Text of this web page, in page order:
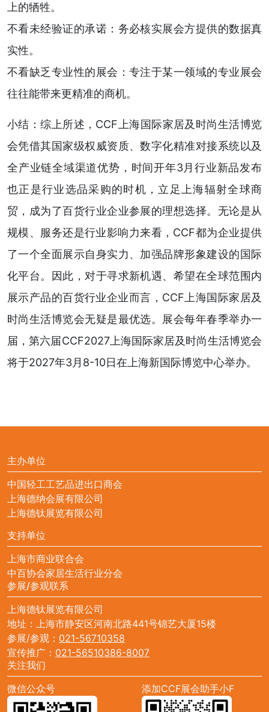
上的牺牲。
不看未经验证的承诺：务必核实展会方提供的数据真
实性。
不看缺乏专业性的展会：专注于某一领域的专业展会
往往能带来更精准的商机。
小结：综上所述，CCF上海国际家居及时尚生活博览
会凭借其国家级权威资质、数字化精准对接系统以及
全产业链全域渠道优势，时间开年3月行业新品发布
也正是行业选品采购的时机，立足上海辐射全球商
贸，成为了百货行业企业参展的理想选择。无论是从
规模、服务还是行业影响力来看，CCF都为企业提供
了一个全面展示自身实力、加强品牌形象建设的国际
化平台。因此，对于寻求新机遇、希望在全球范围内
展示产品的百货行业企业而言，CCF上海国际家居及
时尚生活博览会无疑是最优选。展会每年春季举办一
届，第六届CCF2027上海国际家居及时尚生活博览会
将于2027年3月8-10日在上海新国际博览中心举办。
主办单位
中国轻工工艺品进出口商会
上海德纳会展有限公司
上海德钛展览有限公司
支持单位
上海市商业联合会
中百协会家居生活行业分会
参展/参观联系
上海德钛展览有限公司
地址：上海市静安区河南北路441号锦艺大厦15楼
参展/参观： 021-56710358
宣传推广： 021-56510386-8007
关注我们
微信公众号
添加CCF展会助手小F